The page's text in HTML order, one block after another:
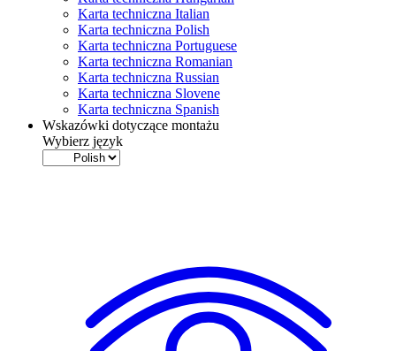
Karta techniczna Italian
Karta techniczna Polish
Karta techniczna Portuguese
Karta techniczna Romanian
Karta techniczna Russian
Karta techniczna Slovene
Karta techniczna Spanish
Wskazówki dotyczące montażu
Wybierz język